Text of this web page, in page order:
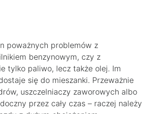
poważnych problemów z
benzynowym, czy z
tylko paliwo, lecz także olej. Im
się do mieszanki. Przeważnie
uszczelniaczy zaworowych albo
przez cały czas – raczej należy